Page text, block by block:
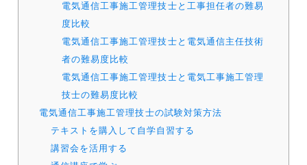
電気通信工事施工管理技士と工事担任者の難易
度比較
電気通信工事施工管理技士と電気通信主任技術
者の難易度比較
電気通信工事施工管理技士と電気工事施工管理
技士の難易度比較
電気通信工事施工管理技士の試験対策方法
テキストを購入して自学自習する
講習会を活用する